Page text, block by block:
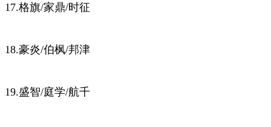
17.格旗/家鼎/时征
18.豪炎/伯枫/邦津
19.盛智/庭学/航千